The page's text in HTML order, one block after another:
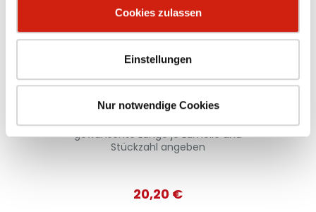
Cookies zulassen
Einstellungen
Nur notwendige Cookies
Schweißlamelle
Systemabsaughaube
Mindestlänge: 1000 mm. Bitte
gewünschte Länge je Lamelle und
Stückzahl angeben
20,20 €